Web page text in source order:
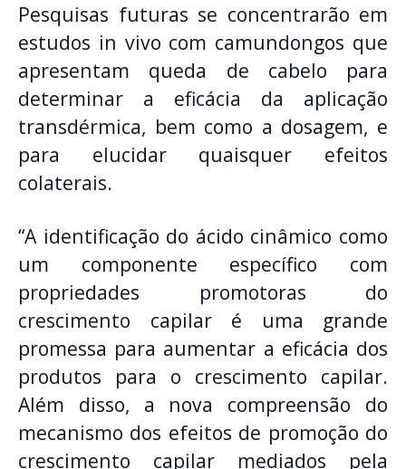
Pesquisas futuras se concentrarão em
estudos in vivo com camundongos que
apresentam queda de cabelo para
determinar a eficácia da aplicação
transdérmica, bem como a dosagem, e
para elucidar quaisquer efeitos
colaterais.
“A identificação do ácido cinâmico como
um componente específico com
propriedades promotoras do
crescimento capilar é uma grande
promessa para aumentar a eficácia dos
produtos para o crescimento capilar.
Além disso, a nova compreensão do
mecanismo dos efeitos de promoção do
crescimento capilar mediados pela